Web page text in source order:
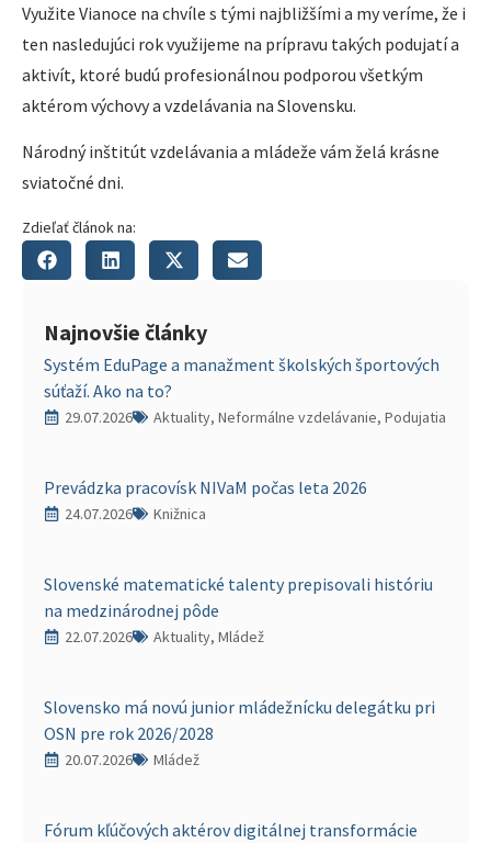
Využite Vianoce na chvíle s tými najbližšími a my veríme, že i
ten nasledujúci rok využijeme na prípravu takých podujatí a
aktivít, ktoré budú profesionálnou podporou všetkým
aktérom výchovy a vzdelávania na Slovensku.
Národný inštitút vzdelávania a mládeže vám želá krásne
sviatočné dni.
Zdieľať článok na:
Najnovšie články
Systém EduPage a manažment školských športových
súťaží. Ako na to?
29.07.2026 Aktuality, Neformálne vzdelávanie, Podujatia
Prevádzka pracovísk NIVaM počas leta 2026
24.07.2026 Knižnica
Slovenské matematické talenty prepisovali históriu
na medzinárodnej pôde
22.07.2026 Aktuality, Mládež
Slovensko má novú junior mládežnícku delegátku pri
OSN pre rok 2026/2028
20.07.2026 Mládež
Fórum kľúčových aktérov digitálnej transformácie